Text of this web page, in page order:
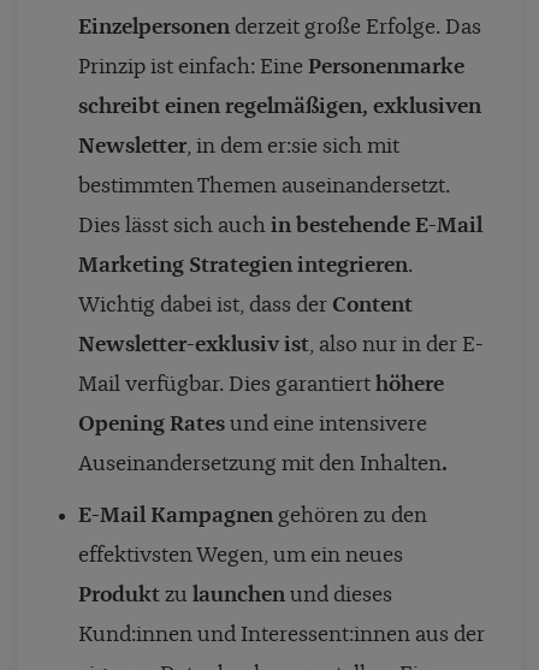
Einzelpersonen derzeit große Erfolge. Das
Prinzip ist einfach: Eine Personenmarke
schreibt einen regelmäßigen, exklusiven
Newsletter, in dem er:sie sich mit
bestimmten Themen auseinandersetzt.
Dies lässt sich auch in bestehende E-Mail
Marketing Strategien integrieren.
Wichtig dabei ist, dass der Content
Newsletter-exklusiv ist, also nur in der E-
Mail verfügbar. Dies garantiert höhere
Opening Rates und eine intensivere
Auseinandersetzung mit den Inhalten.
E-Mail Kampagnen gehören zu den
effektivsten Wegen, um ein neues
Produkt zu launchen und dieses
Kund:innen und Interessent:innen aus der